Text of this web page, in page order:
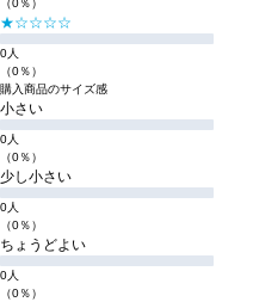
（0％）
★☆☆☆☆
0人
（0％）
購入商品のサイズ感
小さい
0人
（0％）
少し小さい
0人
（0％）
ちょうどよい
0人
（0％）